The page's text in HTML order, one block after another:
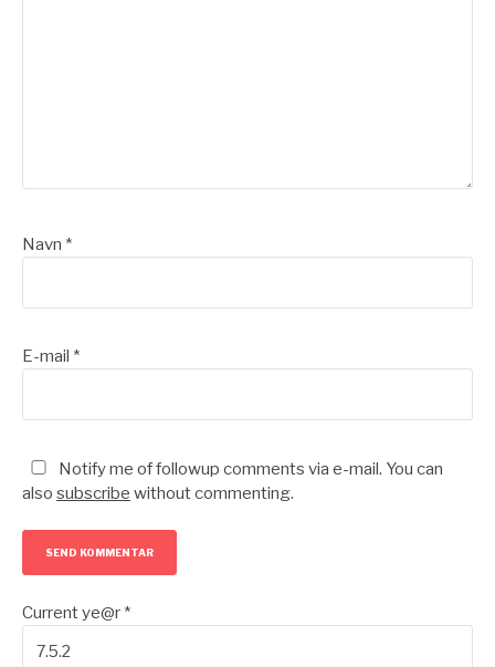
Navn *
E-mail *
Notify me of followup comments via e-mail. You can
also subscribe without commenting.
Current ye@r *